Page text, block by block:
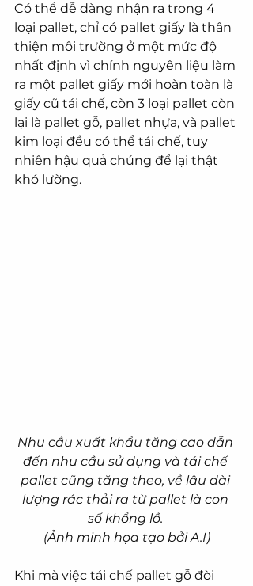
Có thể dễ dàng nhận ra trong 4
loại pallet, chỉ có pallet giấy là thân
thiện môi trường ở một mức độ
nhất định vì chính nguyên liệu làm
ra một pallet giấy mới hoàn toàn là
giấy cũ tái chế, còn 3 loại pallet còn
lại là pallet gỗ, pallet nhựa, và pallet
kim loại đều có thể tái chế, tuy
nhiên hậu quả chúng để lại thật
khó lường.
Nhu cầu xuất khẩu tăng cao dẫn
đến nhu cầu sử dụng và tái chế
pallet cũng tăng theo, về lâu dài
lượng rác thải ra từ pallet là con
số khổng lồ.
(Ảnh minh họa tạo bởi A.I)
Khi mà việc tái chế pallet gỗ đòi